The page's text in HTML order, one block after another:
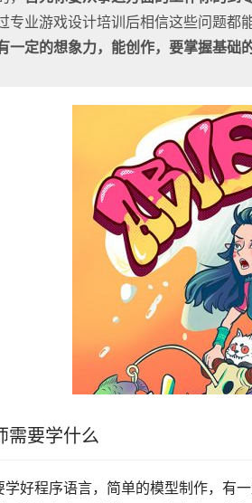
专业游戏设计培训后相信这些问题都
一定的想象力，能创作，要掌握基础
需要学什么
学好程序语言，简单的模型制作，有